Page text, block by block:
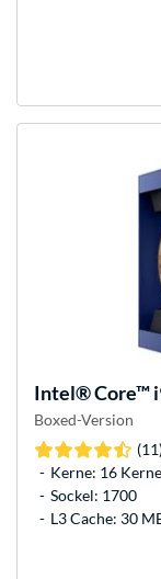
Intel®Core™
Boxed-Version
Kerne: 16 Kerne
Sockel: 1700
L3 Cache: 30